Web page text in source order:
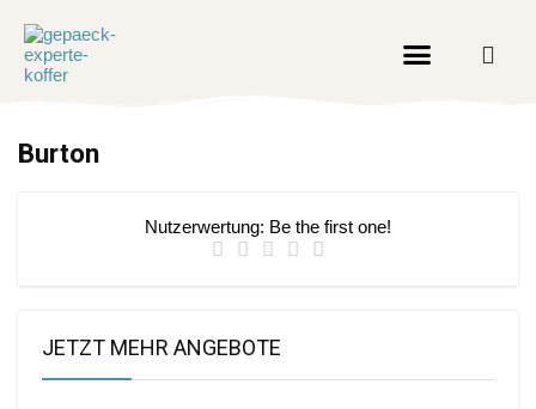
Burton
Nutzerwertung: Be the first one!
JETZT MEHR ANGEBOTE